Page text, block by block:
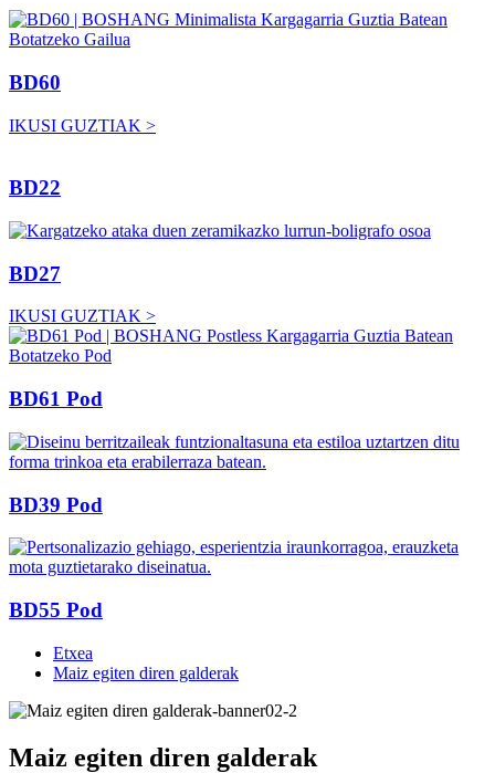
BD60
IKUSI GUZTIAK >
BD22
BD27
IKUSI GUZTIAK >
BD61 Pod
BD39 Pod
BD55 Pod
Etxea
Maiz egiten diren galderak
Maiz egiten diren galderak